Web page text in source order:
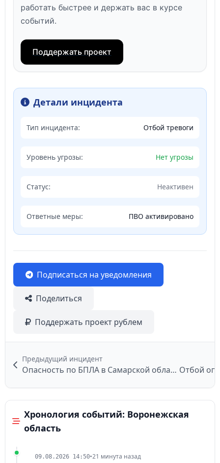
работать быстрее и держать вас в курсе
событий.
Поддержать проект
Детали инцидента
Тип инцидента: Отбой тревоги
Уровень угрозы: Нет угрозы
Статус: Неактивен
Ответные меры: ПВО активировано
Подписаться на уведомления
Поделиться
Поддержать проект рублем
Предыдущий инцидент
Опасность по БПЛА в Самарской области
Хронология событий: Воронежская
область
09.08.2026 14:50•21 минута назад